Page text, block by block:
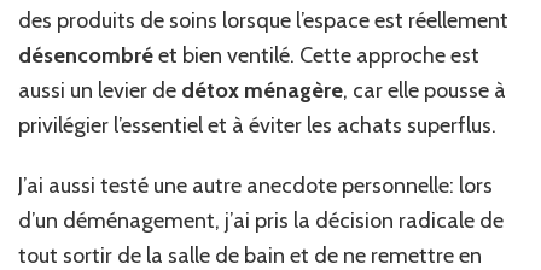
des produits de soins lorsque l’espace est réellement
désencombréet bien ventilé. Cette approche est
aussi un levier de détox ménagère, car elle pousse à
privilégier l’essentiel et à éviter les achats superflus.
J’ai aussi testé une autre anecdote personnelle: lors
d’un déménagement, j’ai pris la décision radicale de
tout sortir de la salle de bain et de ne remettre en